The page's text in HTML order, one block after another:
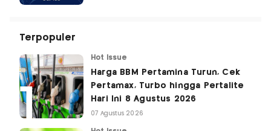
Terpopuler
Hot Issue
Harga BBM Pertamina Turun, Cek
Pertamax, Turbo hingga Pertalite
Hari Ini 8 Agustus 2026
07 Agustus 2026